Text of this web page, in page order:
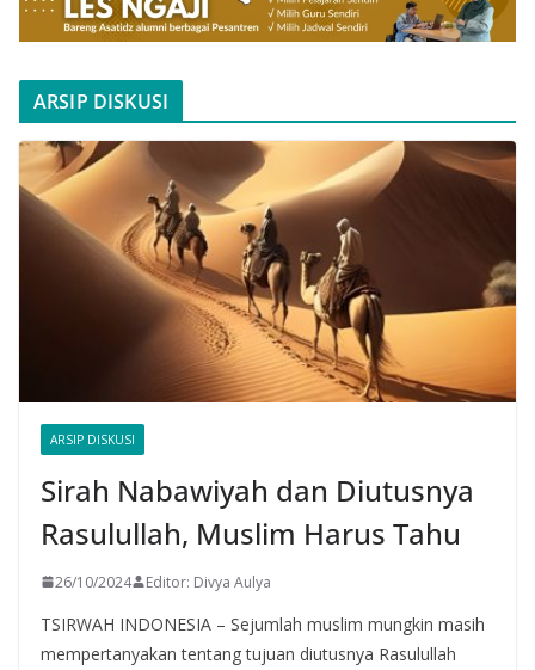
ARSIP DISKUSI
ARSIP DISKUSI
Sirah Nabawiyah dan Diutusnya
Rasulullah, Muslim Harus Tahu
26/10/2024 Editor: Divya Aulya
TSIRWAH INDONESIA – Sejumlah muslim mungkin masih
mempertanyakan tentang tujuan diutusnya Rasulullah